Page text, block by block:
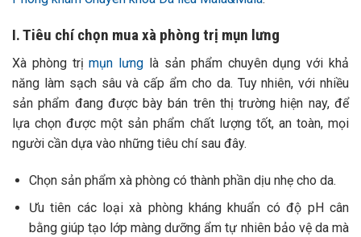
I. Tiêu chí chọn mua xà phòng trị mụn lưng
Xà phòng trịmụn lưng là sản phẩm chuyên dụng với khả
năng làm sạch sâu và cấp ẩm cho da. Tuy nhiên, với nhiều
sản phẩm đang được bày bán trên thị trường hiện nay, để
lựa chọn được một sản phẩm chất lượng tốt, an toàn, mọi
người cần dựa vào những tiêu chí sau đây.
Chọn sản phẩm xà phòng có thành phần dịu nhẹ cho da.
Ưu tiên các loại xà phòng kháng khuẩn có độ pH cân
bằng giúp tạo lớp màng dưỡng ẩm tự nhiên bảo vệ da mà